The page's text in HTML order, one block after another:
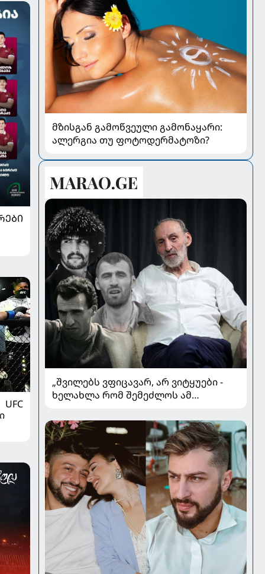
UFC
მზისგან გამოწვეული გამონაყარი:
ალერგია თუ ფოტოდერმატოზი?
„შვილებს ვფიცავარ, არ ვიტყუები -
ხელახლა რომ შემეძლოს ამ
გავივლიდი“ - ზაზა კოლელიშვილი
პირად ომებსა და კარიერულ
გარდატეხაზე